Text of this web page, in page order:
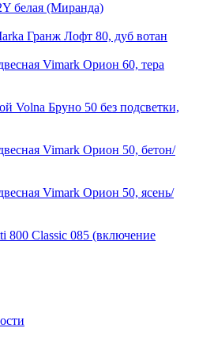
белая (Миранда)
Гранж Лофт 80, дуб вотан
Vimark Орион 60, тера
Volna Бруно 50 без подсветки,
Vimark Орион 50, бетон/
Vimark Орион 50, ясень/
800 Classic 085 (включение